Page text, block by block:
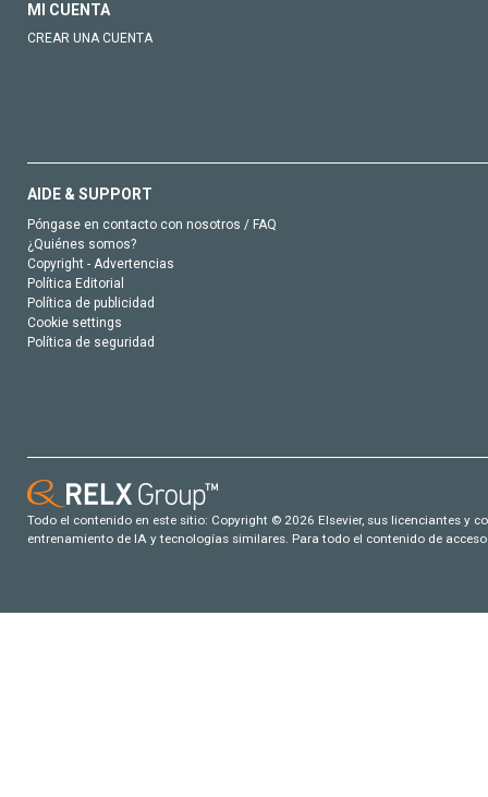
MI CUENTA
CREAR UNA CUENTA
AIDE & SUPPORT
Póngase en contacto con nosotros / FAQ
¿Quiénes somos?
Copyright - Advertencias
Política Editorial
Política de publicidad
Cookie settings
Política de seguridad
Todo el contenido en este sitio: Copyright © 2026 Elsevier, sus licenciantes y
entrenamiento de IA y tecnologías similares. Para todo el contenido de